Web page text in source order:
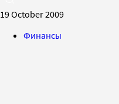
19 October 2009
Финансы